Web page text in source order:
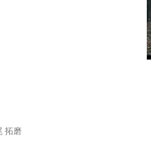
拓磨